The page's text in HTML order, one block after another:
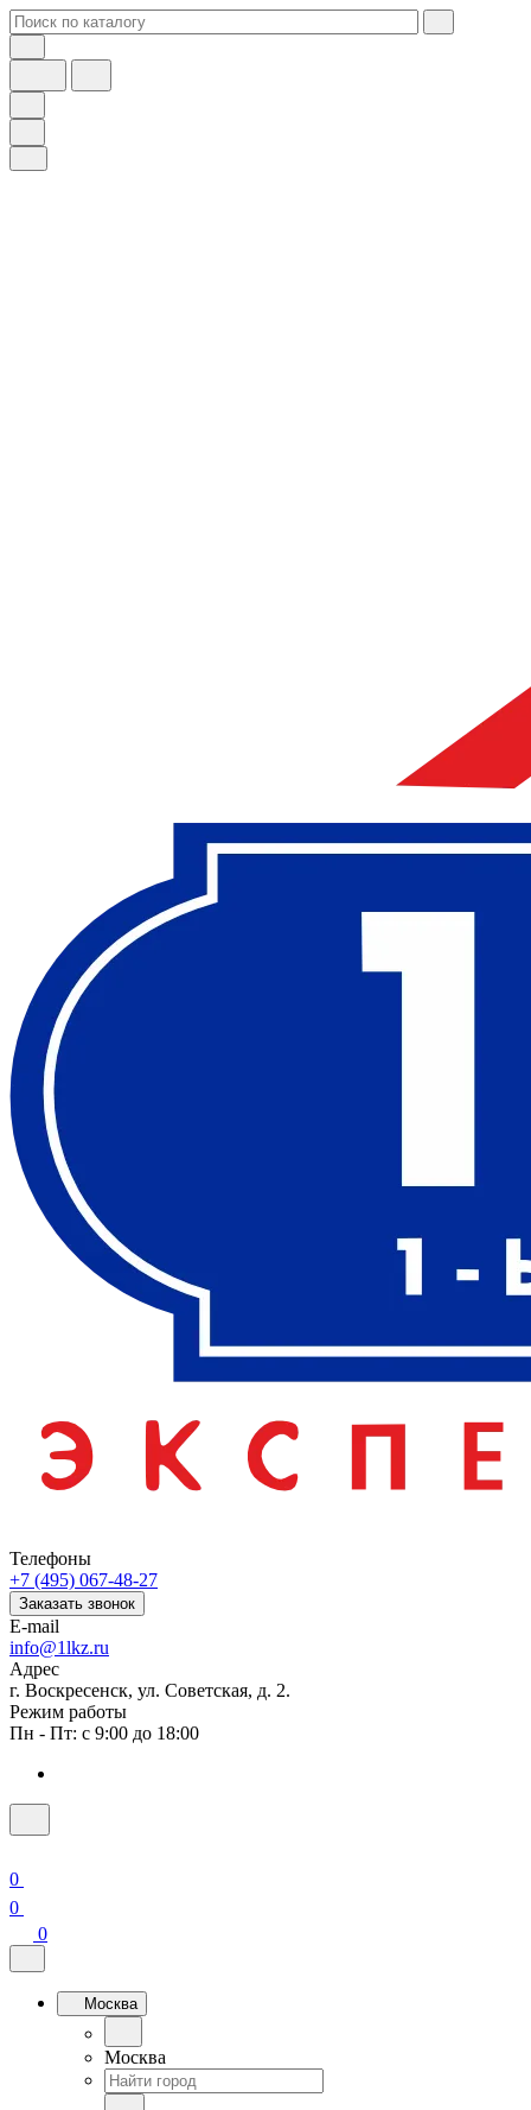
Телефоны
+7 (495) 067-48-27
Заказать звонок
E-mail
info@1lkz.ru
Адрес
г. Воскресенск, ул. Советская, д. 2.
Режим работы
Пн - Пт: с 9:00 до 18:00
0
0
0
Москва
Москва